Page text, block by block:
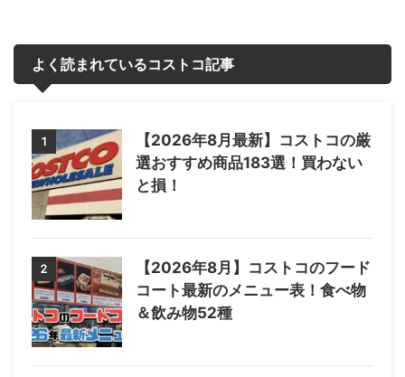
よく読まれているコストコ記事
1
【2026年8月最新】コストコの厳
選おすすめ商品183選！買わない
と損！
2
【2026年8月】コストコのフード
コート最新のメニュー表！食べ物
＆飲み物52種